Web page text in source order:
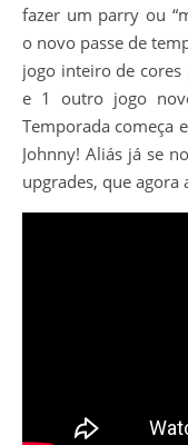
fazer um parry ou
o novo passe de
jogo inteiro de cores
e 1 outro jogo
Temporada começa
Johnny! Aliás já se
upgrades, que agora